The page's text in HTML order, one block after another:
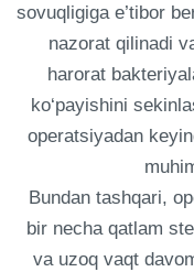
sovuqligiga e’tibor
nazorat qilinadi
harorat
ko‘payishini
operatsiyadan
Bundan tashqari,
bir necha qatlam
va uzoq vaqt